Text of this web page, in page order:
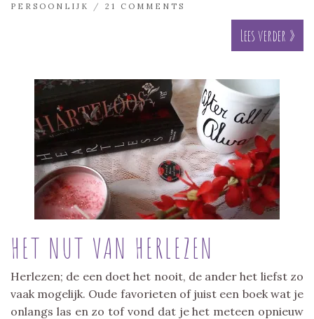
PERSOONLIJK
/ 21 COMMENTS
Lees verder »
HET NUT VAN HERLEZEN
Herlezen; de een doet het nooit, de ander het liefst zo
vaak mogelijk. Oude favorieten of juist een boek wat je
onlangs las en zo tof vond dat je het meteen opnieuw